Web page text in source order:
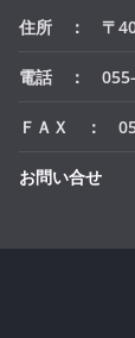
住所 ： 〒
電話 ： 055-
ＦＡＸ ：
お問い合せ